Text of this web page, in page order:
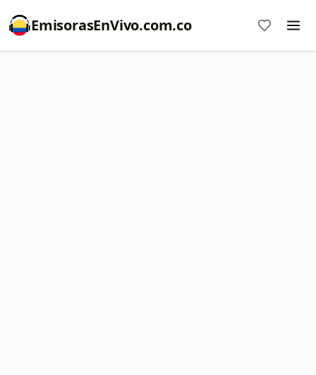
EmisorasEnVivo.com.co